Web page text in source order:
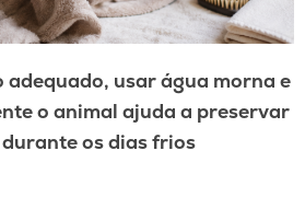
usar água morna e
o animal ajuda a preservar
os dias frios